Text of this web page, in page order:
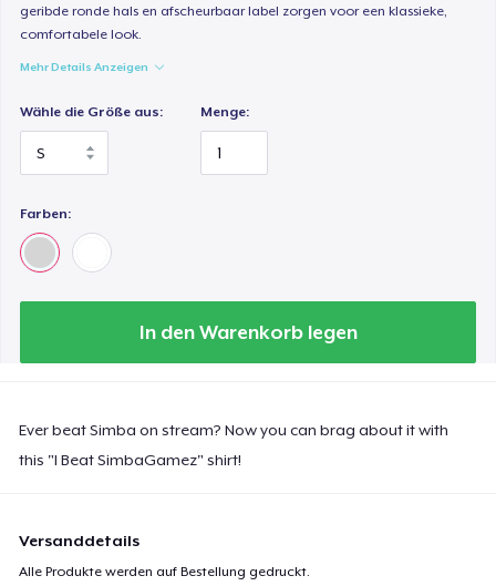
geribde ronde hals en afscheurbaar label zorgen voor een klassieke,
comfortabele look.
Mehr Details Anzeigen
Wähle die Größe aus: Menge:
Farben:
In den Warenkorb legen
Ever beat Simba on stream? Now you can brag about it with
this "I Beat SimbaGamez" shirt!
Versanddetails
Alle Produkte werden auf Bestellung gedruckt.